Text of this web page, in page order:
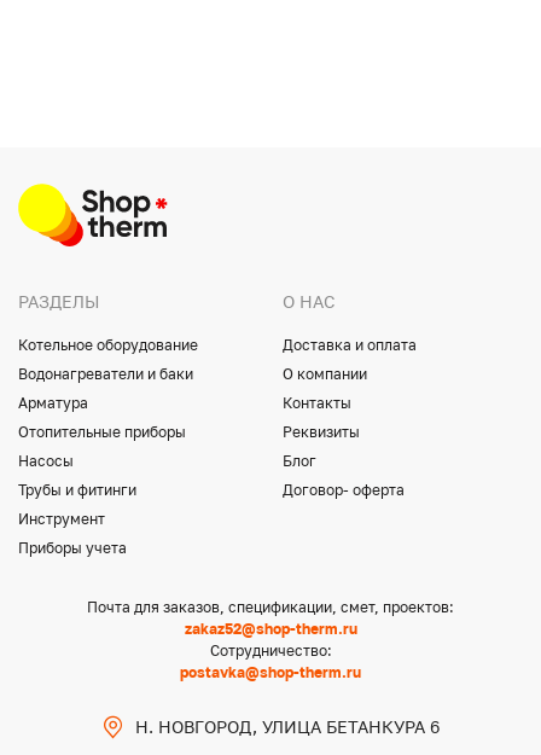
РАЗДЕЛЫ
Котельное оборудование
Водонагреватели и баки
Арматура
Отопительные приборы
Насосы
Трубы и фитинги
Инструмент
Приборы учета
О НАС
Доставка и оплата
О компании
Контакты
Реквизиты
Блог
Договор- оферта
Почта для заказов, спецификации, смет, проектов:
zakaz52@shop-therm.ru
Сотрудничество:
postavka@shop-therm.ru
Н. НОВГОРОД, УЛИЦА БЕТАНКУРА 6